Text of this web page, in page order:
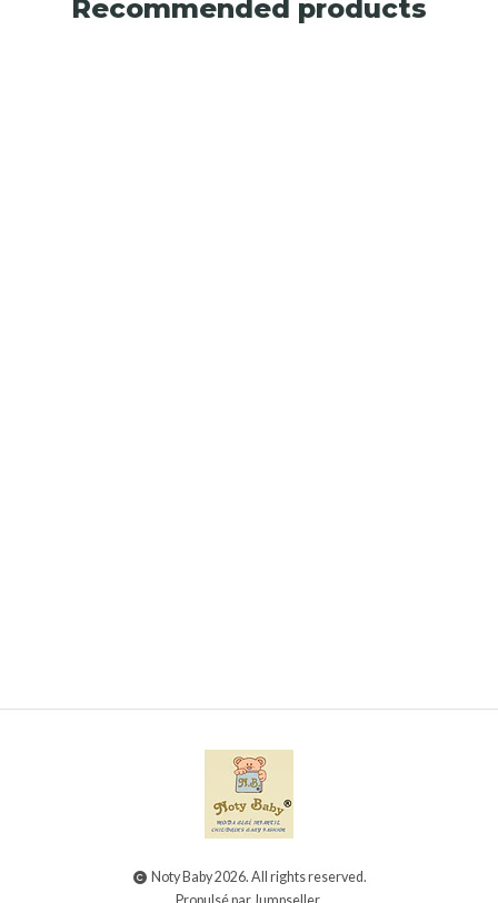
Recommended products
Noty Baby 2026. All rights reserved.